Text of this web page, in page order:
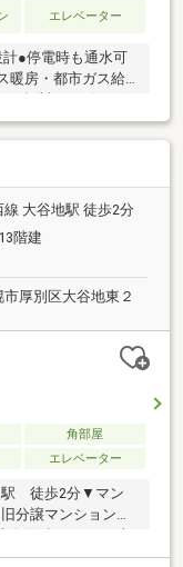
エレベーター
●停電時も通水可
暖房・都市ガス給
◇キッチン・ユニ
ウォシュレット・
替え ◇フローリ
◇クッションフロ
テム（午後9時～午
のエレベーター●
クルーム付●令和7
での引き渡しと
大谷地駅 徒歩2分
階建
厚別区大谷地東２
角部屋
エレベーター
駅 徒歩2分▼マン
分譲マンション・
面積：92.40平米
10.87平米（約3.28